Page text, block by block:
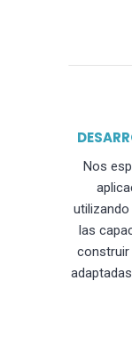
Nos
utilizando
las
construir